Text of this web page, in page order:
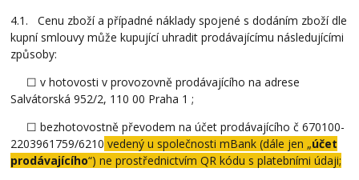
4.1. Cenu zboží a případné náklady spojené s dodáním zboží dle
kupní smlouvy může kupující uhradit prodávajícímu následujícími
způsoby:
☐ v hotovosti v provozovně prodávajícího na adrese
Salvátorská 952/2, 110 00 Praha 1 ;
☐ bezhotovostně převodem na účet prodávajícího č 670100-
2203961759/6210 vedený u společnosti mBank (dále jen „účet
prodávajícího“) ne prostřednictvím QR kódu s platebními údaji;